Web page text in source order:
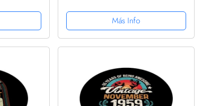
IntercambiableMás Info